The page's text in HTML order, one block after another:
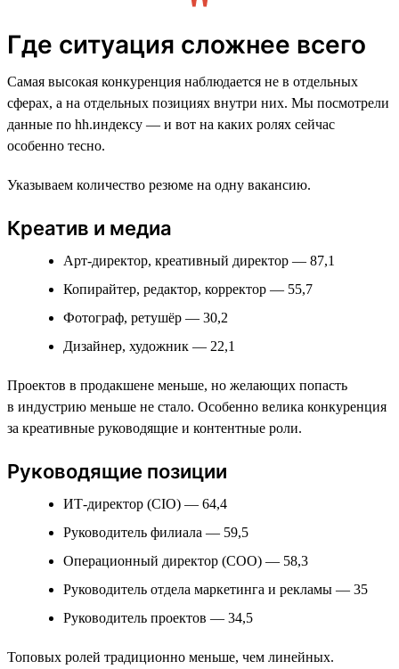
Где ситуация сложнее всего
Самая высокая конкуренция наблюдается не в отдельных
сферах, а на отдельных позициях внутри них. Мы посмотрели
данные по hh.индексу — и вот на каких ролях сейчас
особенно тесно.
Указываем количество резюме на одну вакансию.
Креатив и медиа
Арт-директор, креативный директор — 87,1
Копирайтер, редактор, корректор — 55,7
Фотограф, ретушёр — 30,2
Дизайнер, художник — 22,1
Проектов в продакшене меньше, но желающих попасть
в индустрию меньше не стало. Особенно велика конкуренция
за креативные руководящие и контентные роли.
Руководящие позиции
ИТ-директор (CIO) — 64,4
Руководитель филиала — 59,5
Операционный директор (COO) — 58,3
Руководитель отдела маркетинга и рекламы — 35
Руководитель проектов — 34,5
Топовых ролей традиционно меньше, чем линейных.